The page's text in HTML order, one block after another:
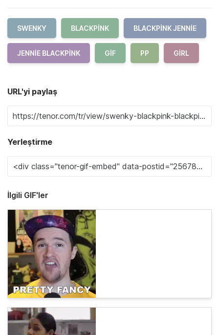
SWENKY BLACKPINK BLACKPINK JENNIE
JENNIE BLACKPINK GIF PP GIRL
URL'yi paylaş
Yerleştirme
İlgili GIF'ler